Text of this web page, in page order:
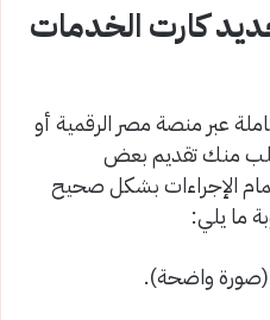
كارت الخدمات
عبر منصة مصر الرقمية أو
منك تقديم بعض
الإجراءات بشكل صحيح
ما يلي: